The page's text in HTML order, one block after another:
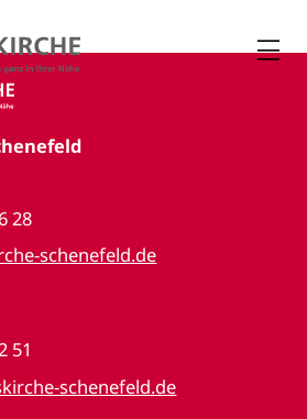

28
schenefeld.de
51
schenefeld.de